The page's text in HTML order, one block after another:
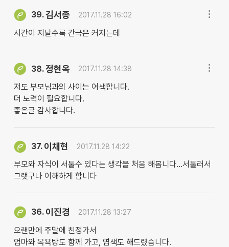
39.김서종 2017.11.28 16:02
시간이 지날수록 간극은 커지는데
38.정현옥 2017.11.28 14:38
저도 부모님과의 사이는 어색합니다.
더 노력이 필요합니다.
좋은글 감사합니다.
37. 이채현 2017.11.28 14:22
부모와 자식이 서툴수 있다는 생각을 처음 해봅니다...서툴러서
그랫구나 이해하게 합니다
36. 이진경 2017.11.28 13:27
오랜만에 주말에 친정가서
엄마와 목욕탕도 함께 가고, 염색도 해드렸습니다.